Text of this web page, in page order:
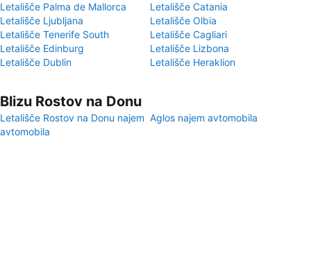
Letališče Palma de Mallorca
Letališče Catania
Letališče Ljubljana
Letališče Olbia
Letališče Tenerife South
Letališče Cagliari
Letališče Edinburg
Letališče Lizbona
Letališče Dublin
Letališče Heraklion
Blizu Rostov na Donu
Letališče Rostov na Donu najem
avtomobila
Aglos najem avtomobila